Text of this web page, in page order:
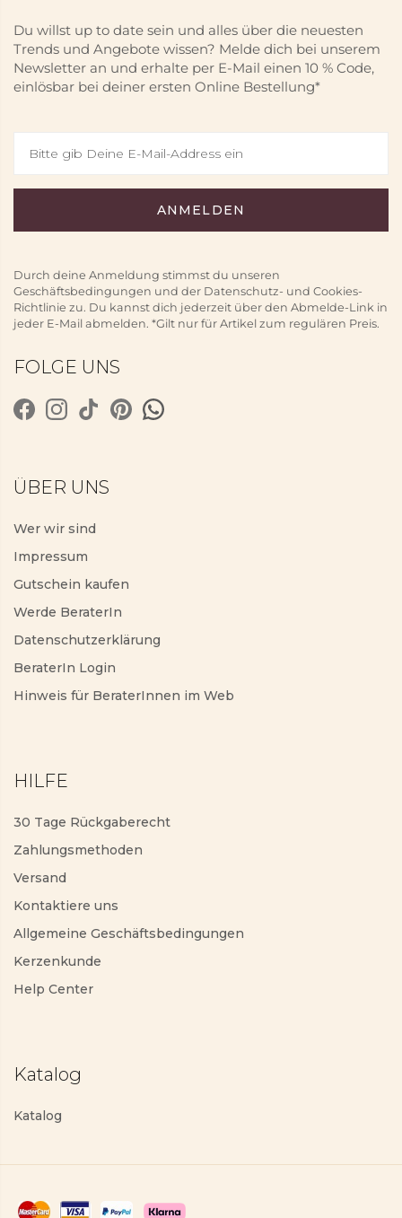
Du willst up to date sein und alles über die neuesten
Trends und Angebote wissen? Melde dich bei unserem
Newsletter an und erhalte per E-Mail einen 10 % Code,
einlösbar bei deiner ersten Online Bestellung*
Durch deine Anmeldung stimmst du unseren
Geschäftsbedingungen und der Datenschutz- und Cookies-
Richtlinie zu. Du kannst dich jederzeit über den Abmelde-Link in
jeder E-Mail abmelden. *Gilt nur für Artikel zum regulären Preis.
FOLGE UNS
ÜBER UNS
Wer wir sind
Impressum
Gutschein kaufen
Werde BeraterIn
Datenschutzerklärung
BeraterIn Login
Hinweis für BeraterInnen im Web
HILFE
30 Tage Rückgaberecht
Zahlungsmethoden
Versand
Kontaktiere uns
Allgemeine Geschäftsbedingungen
Kerzenkunde
Help Center
Katalog
Katalog